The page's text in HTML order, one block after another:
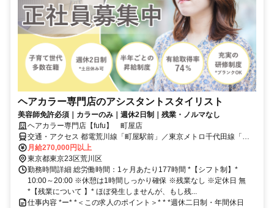
ヘアカラー専門店のアシスタントスタイリスト
美容師免許必須｜カラーのみ｜週休2日制｜残業・ノルマなし
ヘアカラー専門店【fufu】 町屋店
交通・アクセス 都電荒川線「町屋駅前」／東京メトロ千代田線「町
屋駅」より徒歩6分
月給270,000円以上
東京都東京23区荒川区
勤務時間詳細 総労働時間：1ヶ月あたり177時間 *【シフト制】*
10:00～20:00 ※休憩は1時間しっかり確保 ※残業なし ※定休日 無
*【残業について 】* ほぼ発生しませんが、もし残...
仕事内容 *ー* *＜この求人のポイント＞* * *週休二日制・年間休日